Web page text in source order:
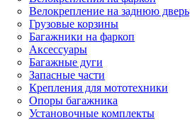
Велокрепление на заднюю дверь
Грузовые корзины
Багажники на фаркоп
Аксессуары
Багажные дуги
Запасные части
Крепления для мототехники
Опоры багажника
Установочные комплекты